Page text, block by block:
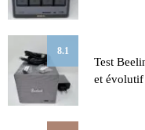
8.1
Test
et évolutif